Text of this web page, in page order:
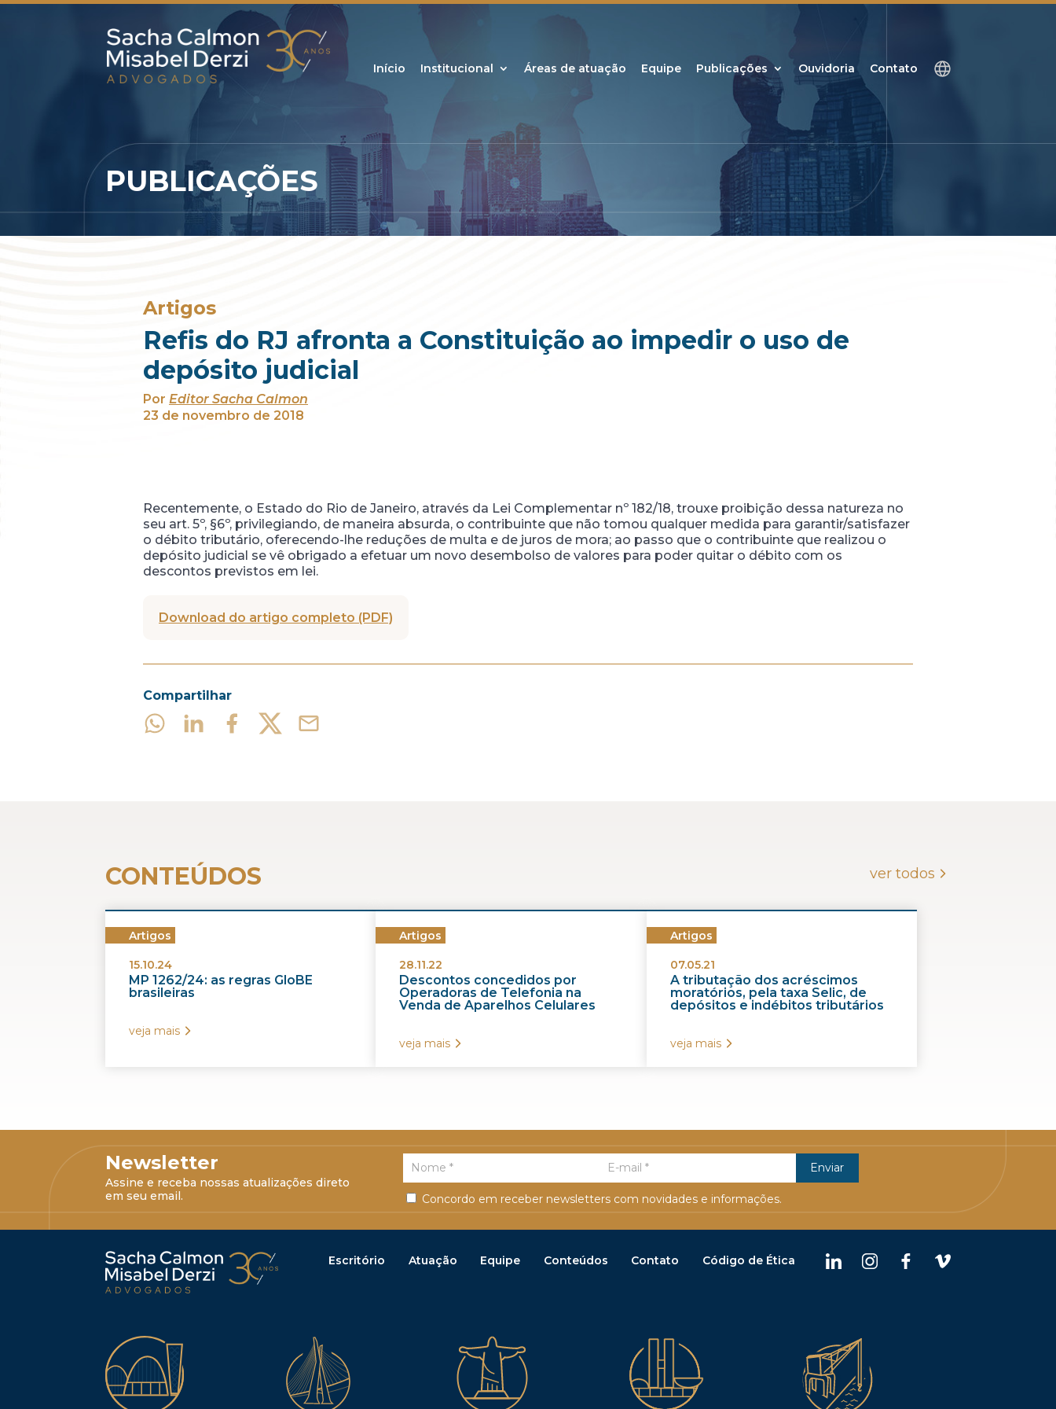
Início Institucional Áreas de atuação Equipe Publicações Ouvidoria Contato
PUBLICAÇÕES
Artigos
Refis do RJ afronta a Constituição ao impedir o uso de
depósito judicial
Por Editor Sacha Calmon
23 de novembro de 2018
Recentemente, o Estado do Rio de Janeiro, através da Lei Complementar nº 182/18, trouxe proibição dessa natureza no
seu art. 5º, §6º, privilegiando, de maneira absurda, o contribuinte que não tomou qualquer medida para garantir/satisfazer
o débito tributário, oferecendo-lhe reduções de multa e de juros de mora; ao passo que o contribuinte que realizou o
depósito judicial se vê obrigado a efetuar um novo desembolso de valores para poder quitar o débito com os
descontos previstos em lei.
Download do artigo completo (PDF)
Compartilhar
CONTEÚDOS ver todos
Artigos
15.10.24
MP 1262/24: as regras GloBE
brasileiras
veja mais
Artigos
28.11.22
Descontos concedidos por
Operadoras de Telefonia na
Venda de Aparelhos Celulares
veja mais
Artigos
07.05.21
A tributação dos acréscimos
moratórios, pela taxa Selic, de
depósitos e indébitos tributários
veja mais
Newsletter
Assine e receba nossas atualizações direto
em seu email.
Concordo em receber newsletters com novidades e informações.
Escritório Atuação Equipe Conteúdos Contato Código de Ética